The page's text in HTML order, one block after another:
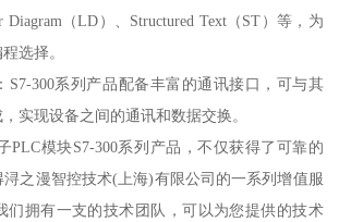
Diagram（LD）、Structured Text（ST）等，为
选择。
S7-300系列产品配备丰富的通讯接口，可与其
实现设备之间的通讯和数据交换。
PLC模块S7-300系列产品，不仅获得了可靠的
之漫智控技术(上海)有限公司的一系列增值服
们拥有一支的技术团队，可以为您提供的技术